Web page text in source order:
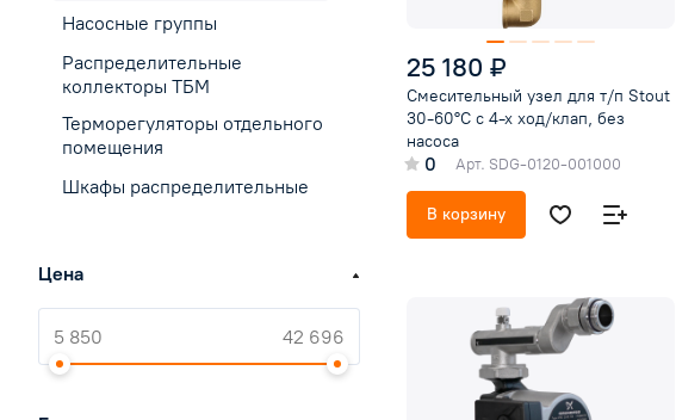
25 180 ₽
Смесительный узел для т/п Stout
30-60°C с 4-х ход/клап, без
насоса
0 Арт. SDG-0120-001000
В корзину
Насосные группы
Распределительные
коллекторы ТБМ
Терморегуляторы отдельного
помещения
Шкафы распределительные
Цена